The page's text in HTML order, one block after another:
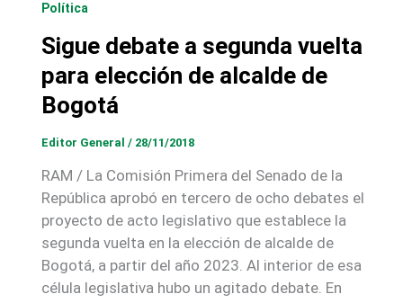
Política
Sigue debate a segunda vuelta
para elección de alcalde de
Bogotá
Editor General / 28/11/2018
RAM / La Comisión Primera del Senado de la
República aprobó en tercero de ocho debates el
proyecto de acto legislativo que establece la
segunda vuelta en la elección de alcalde de
Bogotá, a partir del año 2023. Al interior de esa
célula legislativa hubo un agitado debate. En